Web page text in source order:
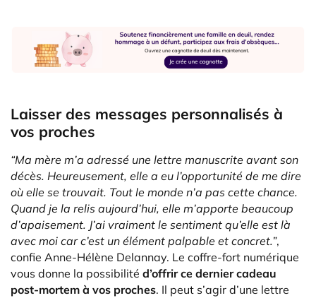
Laisser des messages personnalisés à
vos proches
“Ma mère m’a adressé une lettre manuscrite avant son
décès. Heureusement, elle a eu l’opportunité de me dire
où elle se trouvait. Tout le monde n’a pas cette chance.
Quand je la relis aujourd’hui, elle m’apporte beaucoup
d’apaisement. J’ai vraiment le sentiment qu’elle est là
avec moi car c’est un élément palpable et concret.”,
confie Anne-Hélène Delannay. Le coffre-fort numérique
vous donne la possibilité d’offrir ce dernier cadeau
post-mortem à vos proches. Il peut s’agir d’une lettre